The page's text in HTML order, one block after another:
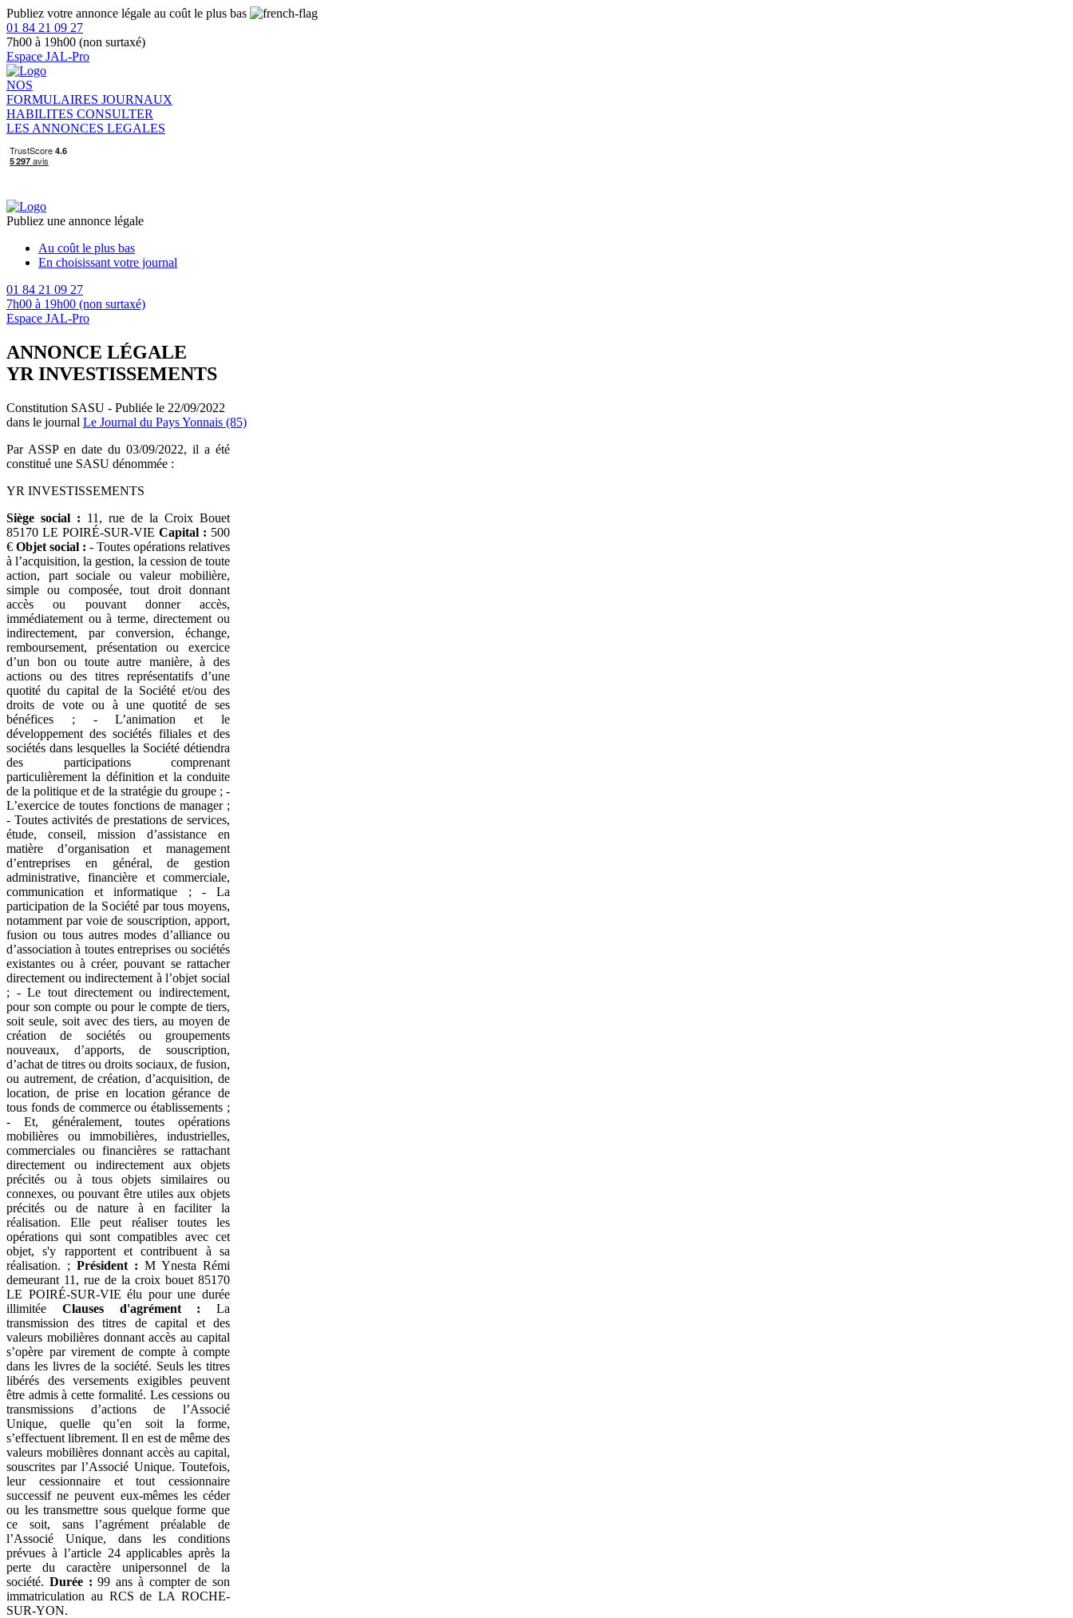
Publiez votre annonce légale au coût le plus bas
01 84 21 09 27
7h00 à 19h00 (non surtaxé)
Espace JAL-Pro
NOS
FORMULAIRES JOURNAUX
HABILITES CONSULTER
LES ANNONCES LEGALES
Publiez une annonce légale
Au coût le plus bas
En choisissant votre journal
01 84 21 09 27
7h00 à 19h00 (non surtaxé)
Espace JAL-Pro
ANNONCE LÉGALE
YR INVESTISSEMENTS
Constitution SASU - Publiée le 22/09/2022
dans le journal Le Journal du Pays Yonnais (85)
Par ASSP en date du 03/09/2022, il a été
constitué une SASU dénommée :
YR INVESTISSEMENTS
Siège social : 11, rue de la Croix Bouet
85170 LE POIRÉ-SUR-VIE Capital : 500
€ Objet social : - Toutes opérations relatives
à l’acquisition, la gestion, la cession de toute
action, part sociale ou valeur mobilière,
simple ou composée, tout droit donnant
accès ou pouvant donner accès,
immédiatement ou à terme, directement ou
indirectement, par conversion, échange,
remboursement, présentation ou exercice
d’un bon ou toute autre manière, à des
actions ou des titres représentatifs d’une
quotité du capital de la Société et/ou des
droits de vote ou à une quotité de ses
bénéfices ; - L’animation et le
développement des sociétés filiales et des
sociétés dans lesquelles la Société détiendra
des participations comprenant
particulièrement la définition et la conduite
de la politique et de la stratégie du groupe ; -
L’exercice de toutes fonctions de manager ;
- Toutes activités de prestations de services,
étude, conseil, mission d’assistance en
matière d’organisation et management
d’entreprises en général, de gestion
administrative, financière et commerciale,
communication et informatique ; - La
participation de la Société par tous moyens,
notamment par voie de souscription, apport,
fusion ou tous autres modes d’alliance ou
d’association à toutes entreprises ou sociétés
existantes ou à créer, pouvant se rattacher
directement ou indirectement à l’objet social
; - Le tout directement ou indirectement,
pour son compte ou pour le compte de tiers,
soit seule, soit avec des tiers, au moyen de
création de sociétés ou groupements
nouveaux, d’apports, de souscription,
d’achat de titres ou droits sociaux, de fusion,
ou autrement, de création, d’acquisition, de
location, de prise en location gérance de
tous fonds de commerce ou établissements ;
- Et, généralement, toutes opérations
mobilières ou immobilières, industrielles,
commerciales ou financières se rattachant
directement ou indirectement aux objets
précités ou à tous objets similaires ou
connexes, ou pouvant être utiles aux objets
précités ou de nature à en faciliter la
réalisation. Elle peut réaliser toutes les
opérations qui sont compatibles avec cet
objet, s'y rapportent et contribuent à sa
réalisation. ; Président : M Ynesta Rémi
demeurant 11, rue de la croix bouet 85170
LE POIRÉ-SUR-VIE élu pour une durée
illimitée Clauses d'agrément : La
transmission des titres de capital et des
valeurs mobilières donnant accès au capital
s’opère par virement de compte à compte
dans les livres de la société. Seuls les titres
libérés des versements exigibles peuvent
être admis à cette formalité. Les cessions ou
transmissions d’actions de l’Associé
Unique, quelle qu’en soit la forme,
s’effectuent librement. Il en est de même des
valeurs mobilières donnant accès au capital,
souscrites par l’Associé Unique. Toutefois,
leur cessionnaire et tout cessionnaire
successif ne peuvent eux-mêmes les céder
ou les transmettre sous quelque forme que
ce soit, sans l’agrément préalable de
l’Associé Unique, dans les conditions
prévues à l’article 24 applicables après la
perte du caractère unipersonnel de la
société. Durée : 99 ans à compter de son
immatriculation au RCS de LA ROCHE-
SUR-YON.